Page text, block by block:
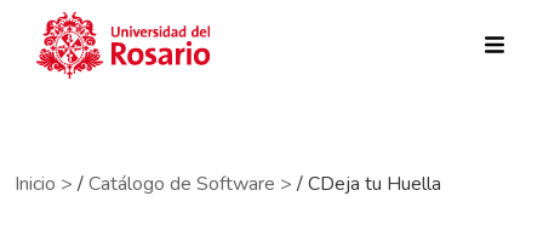
Inicio > /Catálogo de Software > / CDeja tu Huella